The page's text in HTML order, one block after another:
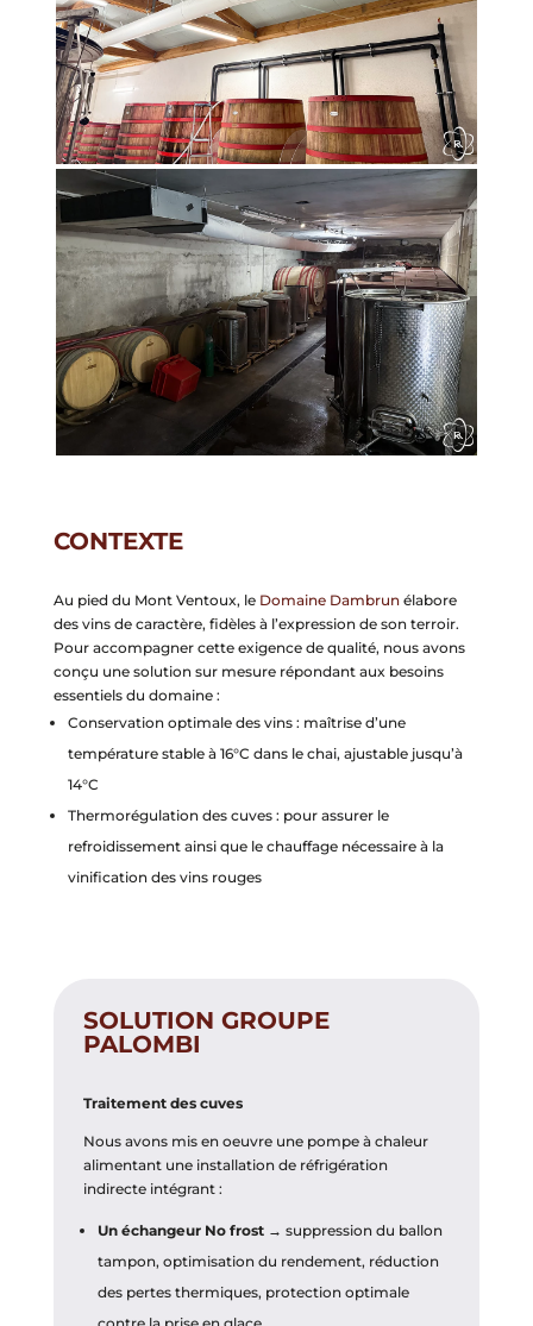
CONTEXTE
Au pied du Mont Ventoux, le Domaine Dambrunélabore
des vins de caractère, fidèles à l’expression de son terroir.
Pour accompagner cette exigence de qualité, nous avons
conçu une solution sur mesure répondant aux besoins
essentiels du domaine :
Conservation optimale des vins : maîtrise d’une
température stable à 16°C dans le chai, ajustable jusqu’à
14°C
Thermorégulation des cuves : pour assurer le
refroidissement ainsi que le chauffage nécessaire à la
vinification des vins rouges
SOLUTION GROUPE
PALOMBI
Traitement des cuves
Nous avons mis en oeuvre une pompe à chaleur
alimentant une installation de réfrigération
indirecte intégrant :
Un échangeur No frost → suppression du ballon
tampon, optimisation du rendement, réduction
des pertes thermiques, protection optimale